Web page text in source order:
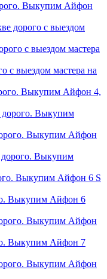
Выкупим Айфон
дорого с выездом
с выездом мастера
с выездом мастера на
Выкупим Айфон 4,
дорого. Выкупим
Выкупим Айфон
Выкупим
Выкупим Айфон 6 S
Выкупим Айфон 6
Выкупим Айфон
Выкупим Айфон 7
Выкупим Айфон